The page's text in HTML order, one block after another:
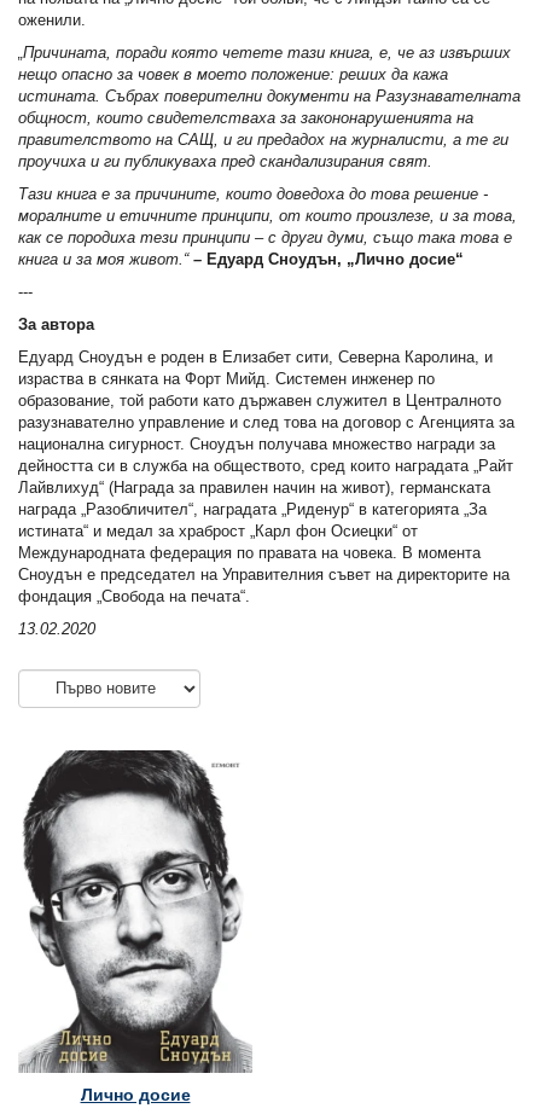
оженили.
„Причината, поради която четете тази книга, е, че аз извърших
нещо опасно за човек в моето положение: реших да кажа
истината. Събрах поверителни документи на Разузнавателната
общност, които свидетелстваха за закононарушенията на
правителството на САЩ, и ги предадох на журналисти, а те ги
проучиха и ги публикуваха пред скандализирания свят.
Тази книга е за причините, които доведоха до това решение -
моралните и етичните принципи, от които произлезе, и за това,
как се породиха тези принципи – с други думи, също така това е
книга и за моя живот.“ – Едуард Сноудън, „Лично досие“
---
За автора
Едуард Сноудън е роден в Елизабет сити, Северна Каролина, и
израства в сянката на Форт Мийд. Системен инженер по
образование, той работи като държавен служител в Централното
разузнавателно управление и след това на договор с Агенцията за
национална сигурност. Сноудън получава множество награди за
дейността си в служба на обществото, сред които наградата „Райт
Лайвлихуд“ (Награда за правилен начин на живот), германската
награда „Разобличител“, наградата „Риденур“ в категорията „За
истината“ и медал за храброст „Карл фон Осиецки“ от
Международната федерация по правата на човека. В момента
Сноудън е председател на Управителния съвет на директорите на
фондация „Свобода на печата“.
13.02.2020
Лично досие